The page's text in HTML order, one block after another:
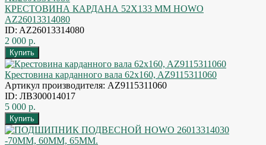
КРЕСТОВИНА КАРДАНА 52Х133 ММ HOWO
AZ26013314080
ID: AZ26013314080
2 000 р.
Крестовина карданного вала 62x160, AZ9115311060
Артикул производителя: AZ9115311060
ID: ЛВЗ00014017
5 000 р.